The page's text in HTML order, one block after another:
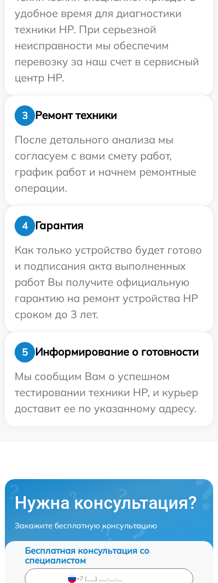
удобное время для диагностики
техники HP. При серьезной
неисправности мы обеспечим
перевозку за наш счет в сервисный
центр HP.
3
Ремонт техники
После детального анализа мы
согласуем с вами смету работ,
график работ и начнем ремонтные
операции.
4
Гарантия
Как только устройство будет готово
и подписания акта выполненных
работ Вы получите официальную
гарантию на ремонт устройства HP
сроком до 3 лет.
5
Информирование о готовности
Мы сообщим Вам о успешном
тестировании техники HP, и курьер
доставит ее по указанному адресу.
Нужна консультация?
Закажите бесплатную консультацию
Бесплатная консультация со
специалистом